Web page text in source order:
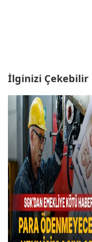
İlginizi Çekebilir